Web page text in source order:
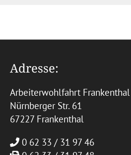
Adresse:
Arbeiterwohlfahrt Frankenthal
Nürnberger Str. 61
67227 Frankenthal
0 62 33 / 31 97 46